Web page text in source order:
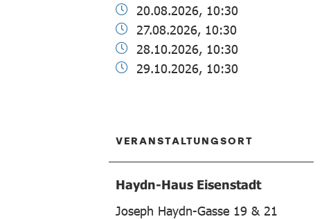
20.08.2026, 10:30
27.08.2026, 10:30
28.10.2026, 10:30
29.10.2026, 10:30
VERANSTALTUNGSORT
Haydn-Haus Eisenstadt
Joseph Haydn-Gasse 19 & 21